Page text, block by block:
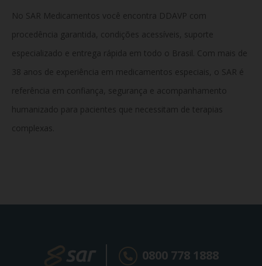
No SAR Medicamentos você encontra DDAVP com
procedência garantida, condições acessíveis, suporte
especializado e entrega rápida em todo o Brasil. Com mais de
38 anos de experiência em medicamentos especiais, o SAR é
referência em confiança, segurança e acompanhamento
humanizado para pacientes que necessitam de terapias
complexas.
0800 778 1888